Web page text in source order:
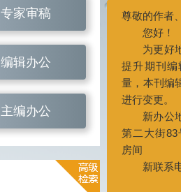
专家审稿
编辑办公
主编办公
水合物
刘书杰,
2024,
鄂尔
2024,
尊敬的作者、读者：
您好！
为更好地服务
提升期刊编辑部的
量，本刊编辑部办
进行变更。
新办公地址：
第二大街83号中国
房间